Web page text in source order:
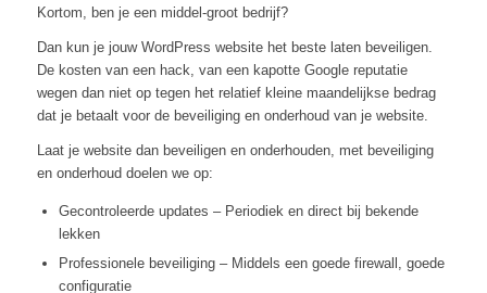
Kortom, ben je een middel-groot bedrijf?
Dan kun je jouw WordPress website het beste laten beveiligen.
De kosten van een hack, van een kapotte Google reputatie
wegen dan niet op tegen het relatief kleine maandelijkse bedrag
dat je betaalt voor de beveiliging en onderhoud van je website.
Laat je website dan beveiligen en onderhouden, met beveiliging
en onderhoud doelen we op:
Gecontroleerde updates – Periodiek en direct bij bekende
lekken
Professionele beveiliging – Middels een goede firewall, goede
configuratie